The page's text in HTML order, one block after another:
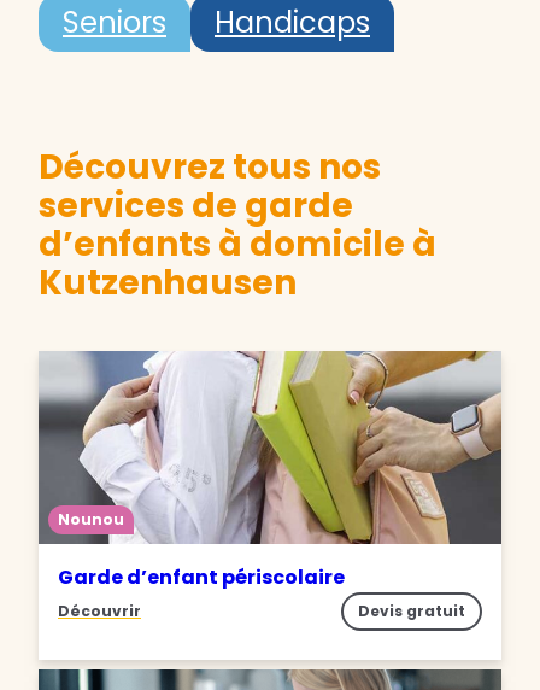
Seniors Handicaps
Découvrez tous nos
services de garde
d’enfants à domicile à
Kutzenhausen
Nounou
Garde d’enfant périscolaire
Découvrir Devis gratuit